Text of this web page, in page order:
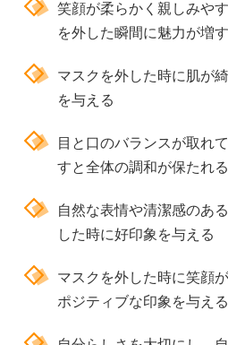
笑顔が柔らかく親しみや
を外した瞬間に魅力が増す
マスクを外した時に肌が
を与える
目と口のバランスが取れ
すと全体の調和が保たれる
自然な表情や清潔感のあ
した時に好印象を与える
マスクを外した時に笑顔
ポジティブな印象を与える